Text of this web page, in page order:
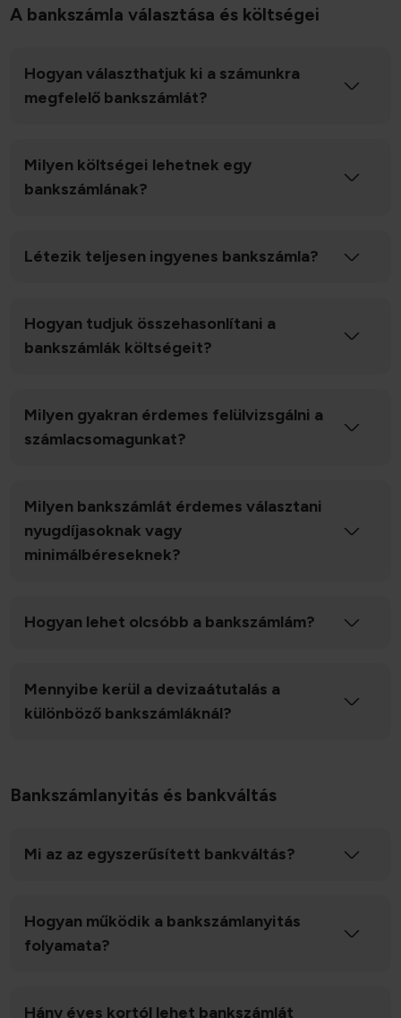
Ön által használt más szolgáltatásokból gyűjtöttek.
A bankszámla választása és költségei
Hogyan választhatjuk ki a számunkra
megfelelő bankszámlát?
Milyen költségei lehetnek egy
bankszámlának?
Létezik teljesen ingyenes bankszámla?
Hogyan tudjuk összehasonlítani a
bankszámlák költségeit?
Milyen gyakran érdemes felülvizsgálni a
számlacsomagunkat?
Milyen bankszámlát érdemes választani
nyugdíjasoknak vagy
minimálbéreseknek?
Hogyan lehet olcsóbb a bankszámlám?
Mennyibe kerül a devizaátutalás a
különböző bankszámláknál?
Bankszámlanyitás és bankváltás
Mi az az egyszerűsített bankváltás?
Hogyan működik a bankszámlanyitás
folyamata?
Hány éves kortól lehet bankszámlát